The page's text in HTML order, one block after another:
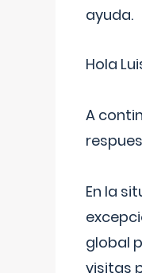
ayuda.
Hola
A
En la
global
visitas